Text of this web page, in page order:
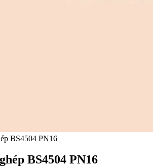
BS4504 PN16
BS4504 PN16